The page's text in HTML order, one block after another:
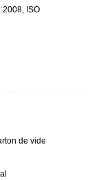
ISO
de vide